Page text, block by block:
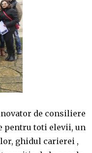
de consiliere
pentru toti elevii, un
ghidul carierei ,